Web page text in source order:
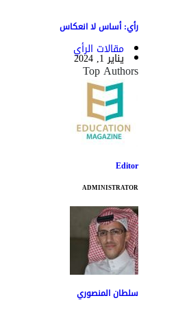
رأي: أساس لا انعكاس
مقالات الرأي
يناير 1, 2024
Top Authors
Editor
ADMINISTRATOR
سلطان المنصوري